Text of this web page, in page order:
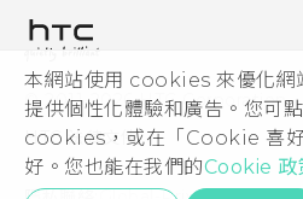
本網站使用 cookies 來優化網
提供個性化體驗和廣告。您可
cookies，或在「Cookie 喜好
好。您也能在我們的Cookie 政
私隱政策
產品安全
加入HTC
Security and Privacy
© 2011-2026 HTC Corporation
HTC 法律文件